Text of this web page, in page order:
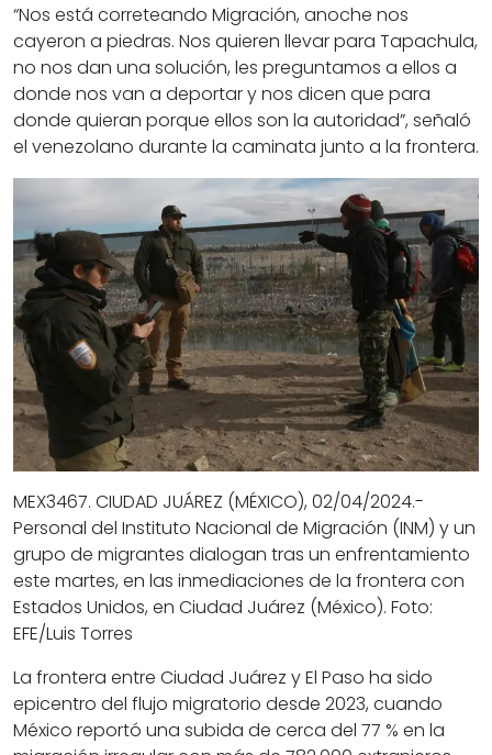
“Nos está correteando Migración, anoche nos
cayeron a piedras. Nos quieren llevar para Tapachula,
no nos dan una solución, les preguntamos a ellos a
donde nos van a deportar y nos dicen que para
donde quieran porque ellos son la autoridad”, señaló
el venezolano durante la caminata junto a la frontera.
MEX3467. CIUDAD JUÁREZ (MÉXICO), 02/04/2024.-
Personal del Instituto Nacional de Migración (INM) y un
grupo de migrantes dialogan tras un enfrentamiento
este martes, en las inmediaciones de la frontera con
Estados Unidos, en Ciudad Juárez (México). Foto:
EFE/Luis Torres
La frontera entre Ciudad Juárez y El Paso ha sido
epicentro del flujo migratorio desde 2023, cuando
México reportó una subida de cerca del 77 % en la